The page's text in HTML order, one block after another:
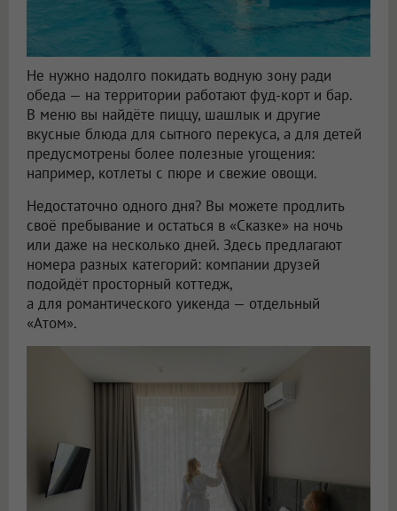
Не нужно надолго покидать водную зону ради
обеда — на территории работают фуд-корт и бар.
В меню вы найдёте пиццу, шашлык и другие
вкусные блюда для сытного перекуса, а для детей
предусмотрены более полезные угощения:
например, котлеты с пюре и свежие овощи.
Недостаточно одного дня? Вы можете продлить
своё пребывание и остаться в «Сказке» на ночь
или даже на несколько дней. Здесь предлагают
номера разных категорий: компании друзей
подойдёт просторный коттедж,
а для романтического уикенда — отдельный
«Атом».